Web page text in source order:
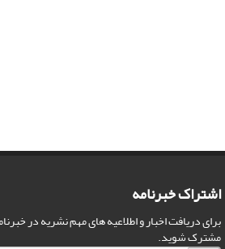
اشتراک خبرنامه
برای دریافت اخبار و اطلاعیه های مهم نشریه در
مشترک شوید.